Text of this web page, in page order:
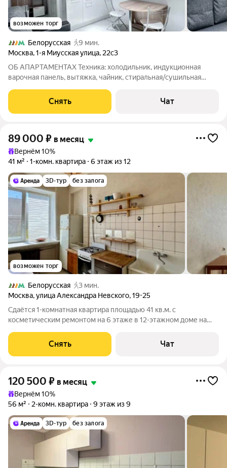
возможен торг
Белорусская
9 мин.
Москва,1-я Миусская улица, 22с3
ОБ АПАРТАМЕНТАХ Техника: холодильник, индукционная
варочная панель, вытяжка, чайник, стиральная/сушильная
гарнитур со встроенной техникой, обеденный стол-книжка,
стулья-трансформеры (2 шт.),
Снять Чат
89 000 ₽ в месяц
Вернём 10%
41 м²
1-комн. квартира 6 этаж из 12
3D-тур без залога
возможен торг
Белорусская
3 мин.
Москва,улица Александра Невского,19-25
Сдаётся 1-комнатная квартира площадью 41 кв.м. с
косметическим ремонтом на 6 этаже в 12-этажном доме на
двор. Есть консьерж. В
Снять Чат
120 500 ₽ в месяц
Вернём 10%
56 м²
2-комн. квартира 9 этаж из 9
3D-тур без залога